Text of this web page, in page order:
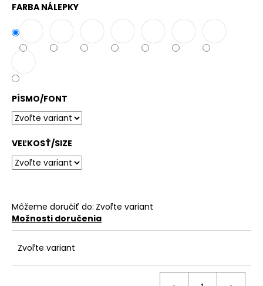
FARBA NÁLEPKY
PÍSMO/FONT
VEĽKOSŤ/SIZE
Môžeme doručiť do: Zvoľte variant
Možnosti doručenia
Zvoľte variant
o
r
ú
č
a
m
e